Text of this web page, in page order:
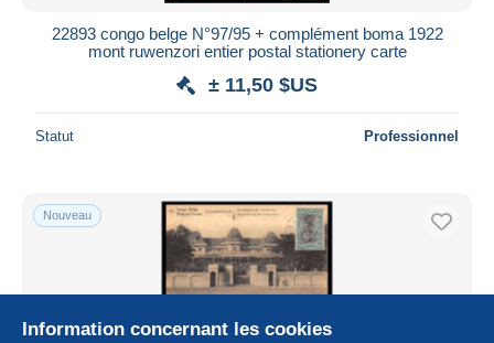
22893 congo belge N°97/95 + complément boma 1922
mont ruwenzori entier postal stationery carte
± 11,50 $US
Statut Professionnel
Nouveau
Information concernant les cookies